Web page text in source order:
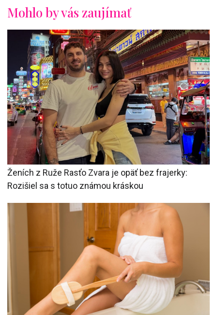
Mohlo by vás zaujímať
Ženích z Ruže Rasťo Zvara je opäť bez frajerky:
Rozišiel sa s totuo známou kráskou